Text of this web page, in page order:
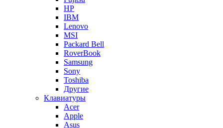
HP
IBM
Lenovo
MSI
Packard Bell
RoverBook
Samsung
Sony
Toshiba
Другие
Клавиатуры
Acer
Apple
Asus